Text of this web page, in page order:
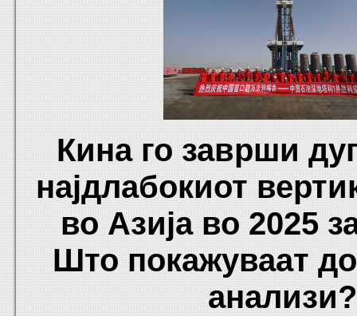
Кина го заврши
најдлабокиот
во Азија во 2025
Што покажуваат